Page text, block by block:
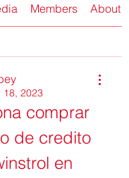
Members About
18, 2023
comprar
de credito
en